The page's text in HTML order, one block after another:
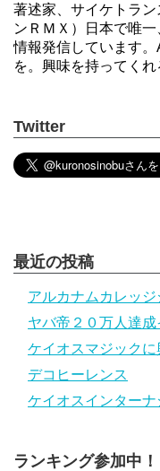
著述家、サイケトラ
ンＲＭＸ）日本で唯
情報発信しています
を。興味を持ってくれ
Twitter
最近の投稿
アルカナムカレッジ
ヤバ帝２０万人達成
ケイオスマジック
デコヒーレンス
ケイオスインター
ランキング参加中！